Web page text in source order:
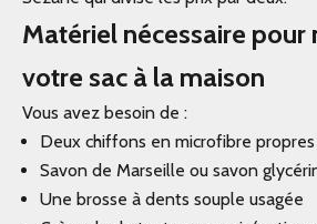
Matériel nécessaire
votre sac à la maison
Vous avez besoin de :
Deux chiffons en microfibre propres
Savon de Marseille ou savon
Une brosse à dents souple usagée